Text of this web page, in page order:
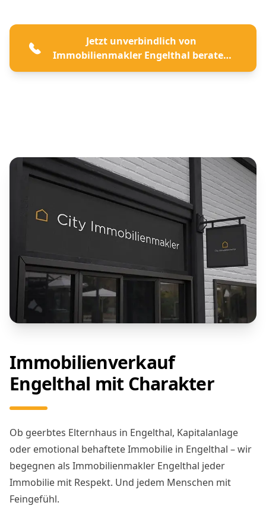
Jetzt unverbindlich von
Immobilienmakler Engelthal beraten
lassen
Immobilienverkauf
Engelthal mit Charakter
Ob geerbtes Elternhaus in Engelthal, Kapitalanlage
oder emotional behaftete Immobilie in Engelthal – wir
begegnen als Immobilienmakler Engelthal jeder
Immobilie mit Respekt. Und jedem Menschen mit
Feingefühl.